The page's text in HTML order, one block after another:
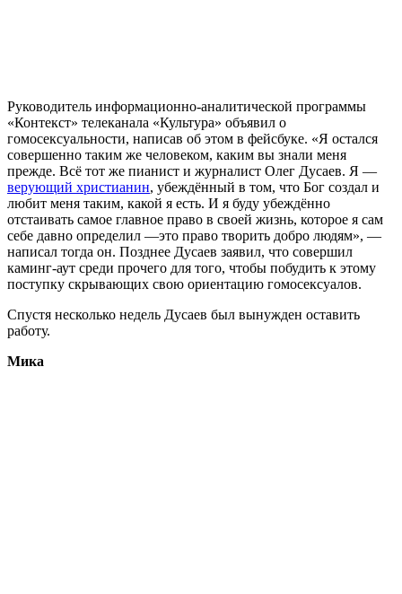
Руководитель информационно-аналитической программы
«Контекст» телеканала «Культура» объявил о
гомосексуальности, написав об этом в фейсбуке. «Я остался
совершенно таким же человеком, каким вы знали меня
прежде. Всё тот же пианист и журналист Олег Дусаев. Я —
верующий христианин, убеждённый в том, что Бог создал и
любит меня таким, какой я есть. И я буду убеждённо
отстаивать самое главное право в своей жизнь, которое я сам
себе давно определил —это право творить добро людям», —
написал тогда он. Позднее Дусаев заявил, что совершил
каминг-аут среди прочего для того, чтобы побудить к этому
поступку скрывающих свою ориентацию гомосексуалов.
Спустя несколько недель Дусаев был вынужден оставить
работу.
Мика